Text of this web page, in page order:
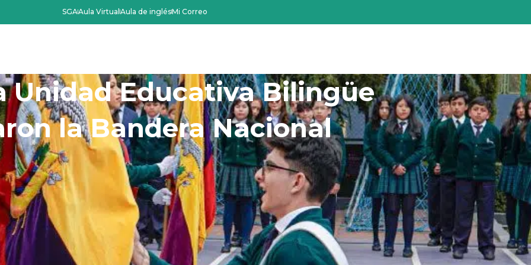
SGAAula Virtual Aula de inglésMi Correo
Unidad Educativa Bilingüe
la Bandera Nacional